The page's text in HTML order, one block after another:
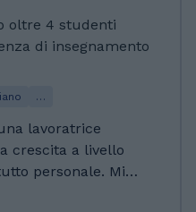
oltre 4 studenti
di insegnamento
…
lavoratrice
crescita a livello
personale. Mi
attenta,